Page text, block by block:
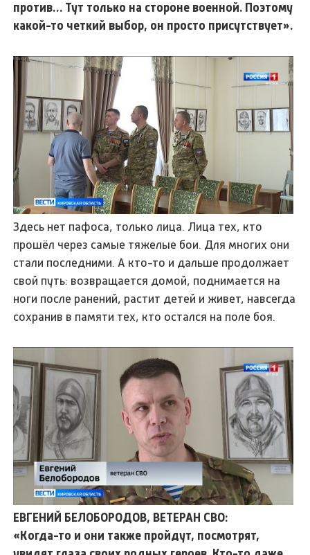
против… Тут только на стороне военной. Поэтому
какой-то четкий выбор, он просто присутствует».
Здесь нет пафоса, только лица. Лица тех, кто
прошёл через самые тяжелые бои. Для многих они
стали последними. А кто-то и дальше продолжает
свой путь: возвращается домой, поднимается на
ноги после ранений, растит детей и живет, навсегда
сохранив в памяти тех, кто остался на поле боя.
ЕВГЕНИЙ БЕЛОБОРОДОВ, ВЕТЕРАН СВО:
«Когда-то и они также пройдут, посмотрят,